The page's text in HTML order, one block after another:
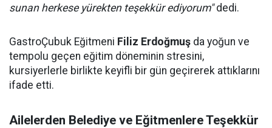
sunan herkese yürekten teşekkür ediyorum"dedi.
GastroÇubuk Eğitmeni Filiz Erdoğmuş da yoğun ve
tempolu geçen eğitim döneminin stresini,
kursiyerlerle birlikte keyifli bir gün geçirerek attıklarını
ifade etti.
Ailelerden Belediye ve Eğitmenlere Teşekkür